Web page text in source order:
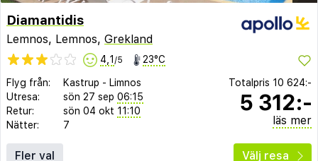
Diamantidis
Lemnos, Lemnos, Grekland
4,1 /5 23°C
Flyg från: Kastrup - Limnos
Utresa:
sön 27 sep 06:15
Retur:
sön 04 okt 11:10
Nätter:
7
Totalpris 10 624:-
5 312:-
läs mer
Fler val Välj resa